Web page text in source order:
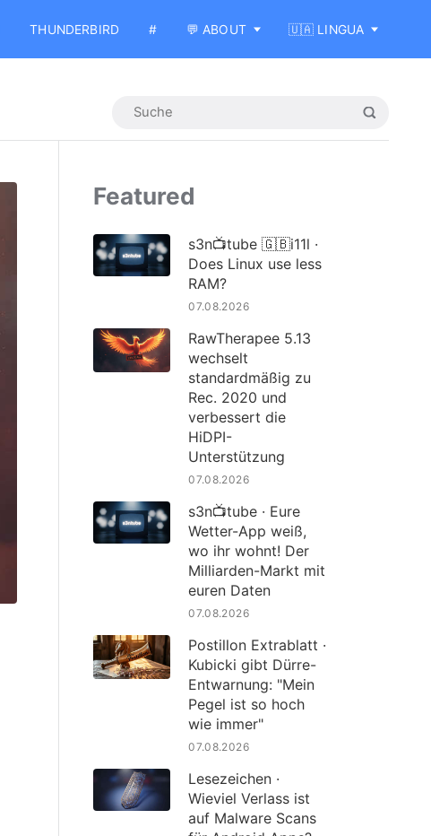
THUNDERBIRD # 💬 ABOUT 🇺🇦 LINGUA
Featured
s3n📺tube 🇬🇧i11l ·
Does Linux use less
RAM?
07.08.2026
RawTherapee 5.13
wechselt
standardmäßig zu
Rec. 2020 und
verbessert die
HiDPI-
Unterstützung
07.08.2026
s3n📺tube · Eure
Wetter-App weiß,
wo ihr wohnt! Der
Milliarden-Markt mit
euren Daten
07.08.2026
Postillon Extrablatt ·
Kubicki gibt Dürre-
Entwarnung: "Mein
Pegel ist so hoch
wie immer"
07.08.2026
Lesezeichen ·
Wieviel Verlass ist
auf Malware Scans